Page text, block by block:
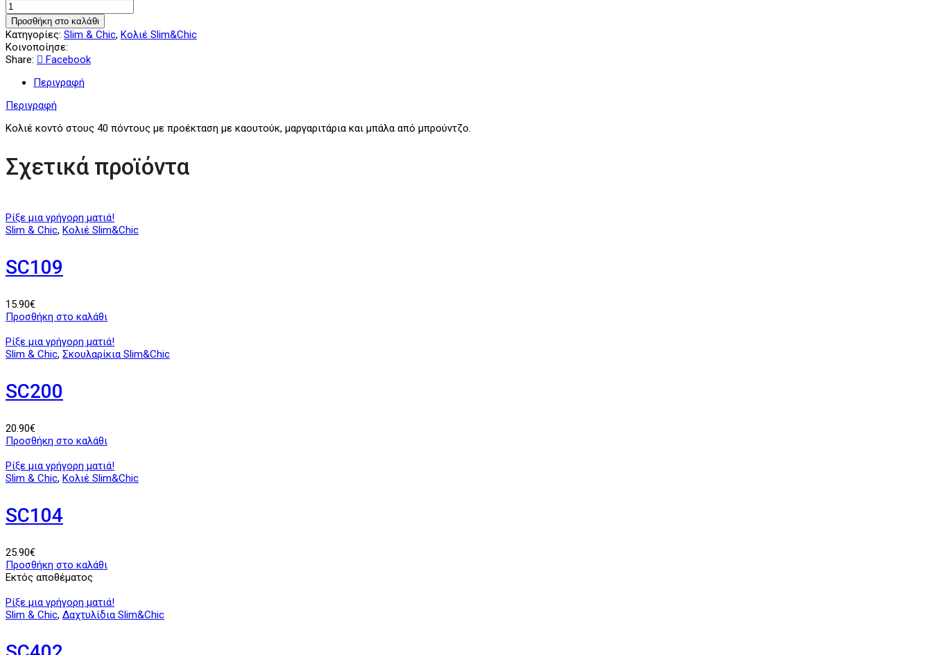
Προσθήκη στο καλάθι
Κατηγορίες: Slim & Chic, Κολιέ Slim&Chic
Κοινοποίησε:
Share:
Facebook
Περιγραφή
Περιγραφή
Κολιέ κοντό στους 40 πόντους με προέκταση με καουτούκ, μαργαριτάρια και μπάλα από μπρούντζο.
Σχετικά προϊόντα
Ρίξε μια γρήγορη ματιά!
Slim & Chic, Κολιέ Slim&Chic
SC109
15.90€
Προσθήκη στο καλάθι
Ρίξε μια γρήγορη ματιά!
Slim & Chic, Σκουλαρίκια Slim&Chic
SC200
20.90€
Προσθήκη στο καλάθι
Ρίξε μια γρήγορη ματιά!
Slim & Chic, Κολιέ Slim&Chic
SC104
25.90€
Προσθήκη στο καλάθι
Εκτός αποθέματος
Ρίξε μια γρήγορη ματιά!
Slim & Chic, Δαχτυλίδια Slim&Chic